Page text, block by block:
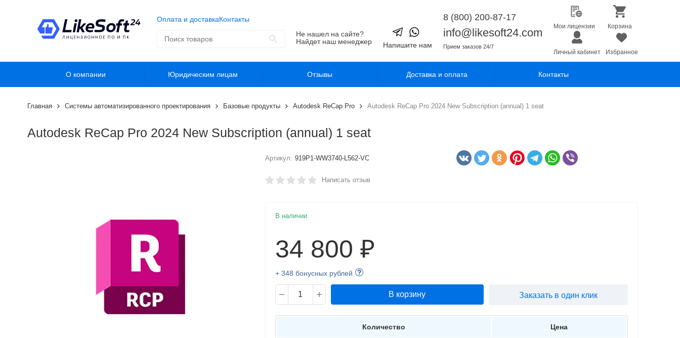
Оплата и доставкаКонтакты
Не нашел на сайте?
Найдет наш менеджер
Напишите нам
8 (800) 200-87-17
info@likesoft24.com
Прием заказов 24/7
Мои лицензии Корзина
Личный кабинет Избранное
О компании Юридическим лицам Отзывы Доставка и оплата Контакты
Главная Системы автоматизированного проектирования Базовые продукты Autodesk ReCap Pro Autodesk ReCap Pro 2024 New Subscription (annual) 1 seat
Autodesk ReCap Pro 2024 New Subscription (annual) 1 seat
Артикул: 919P1-WW3740-L562-VC
Написать отзыв
В наличии
34 800 ₽
+ 348 бонусных рублей
В корзину Заказать в один клик
Количество Цена